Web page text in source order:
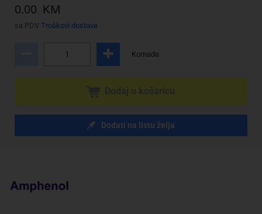
0.00 KM
sa PDV Troškovi dostave
Komada
Dodati na listu želja